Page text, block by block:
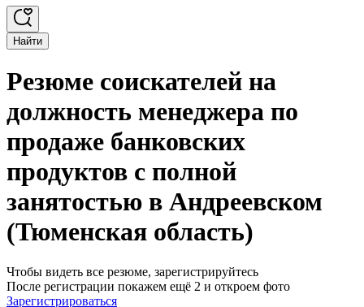
Найти
Резюме соискателей на
должность менеджера по
продаже банковских
продуктов с полной
занятостью в Андреевском
(Тюменская область)
Чтобы видеть все резюме, зарегистрируйтесь
После регистрации покажем ещё 2 и откроем фото
Зарегистрироваться